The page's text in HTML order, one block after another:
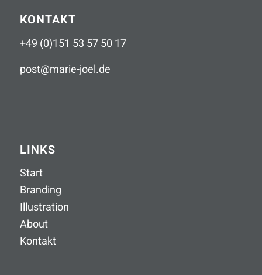
KONTAKT
+49 (0)151 53 57 50 17
post@marie-joel.de
LINKS
Start
Branding
Illustration
About
Kontakt